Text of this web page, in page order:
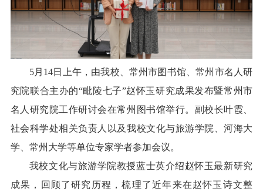
5月14日上午，由我校、常州市图书馆、常州市名人研
究院联合主办的“毗陵七子”赵怀玉研究成果发布暨常州市
名人研究院工作研讨会在常州图书馆举行。副校长叶霞、
社会科学处相关负责人以及我校文化与旅游学院、河海大
学、常州大学等单位专家学者参加会议。
我校文化与旅游学院教授蓝士英介绍赵怀玉最新研究
成果，回顾了研究历程，梳理了近年来在赵怀玉诗文整